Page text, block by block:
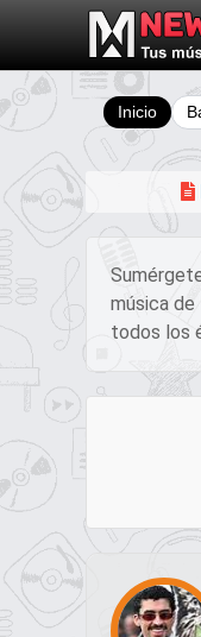
Inicio
música de
todos los